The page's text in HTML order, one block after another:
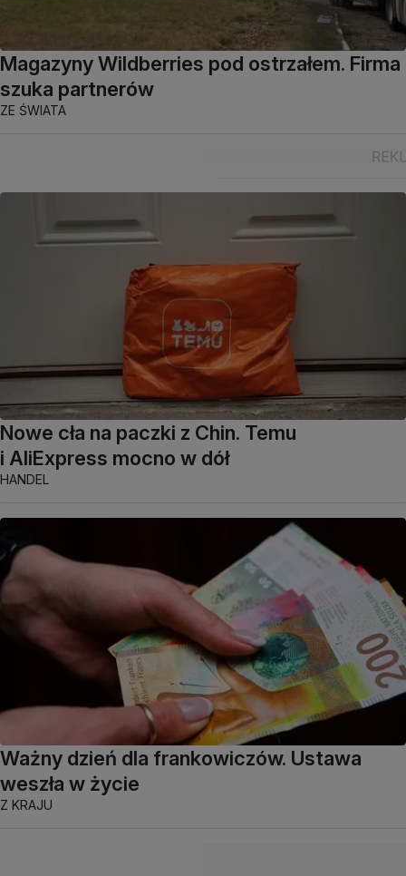
Magazyny Wildberries pod ostrzałem. Firma
szuka partnerów
ZE ŚWIATA
Nowe cła na paczki z Chin. Temu
i AliExpress mocno w dół
HANDEL
Ważny dzień dla frankowiczów. Ustawa
weszła w życie
Z KRAJU